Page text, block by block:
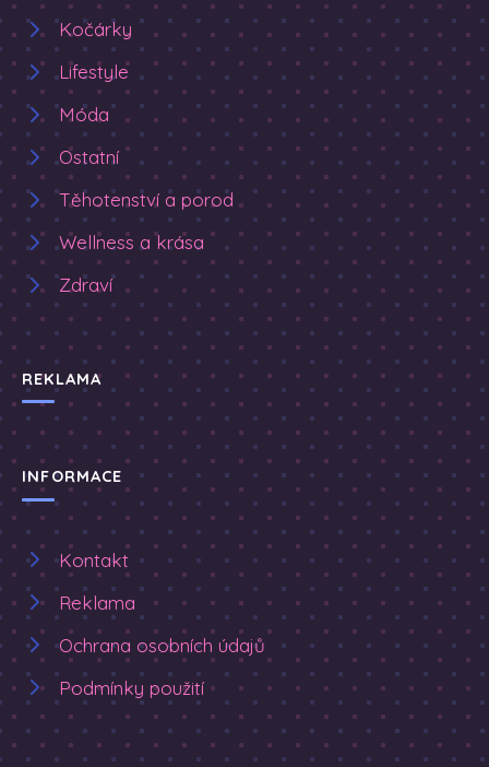
Kočárky
Lifestyle
Móda
Ostatní
Těhotenství a porod
Wellness a krása
Zdraví
REKLAMA
INFORMACE
Kontakt
Reklama
Ochrana osobních údajů
Podmínky použití